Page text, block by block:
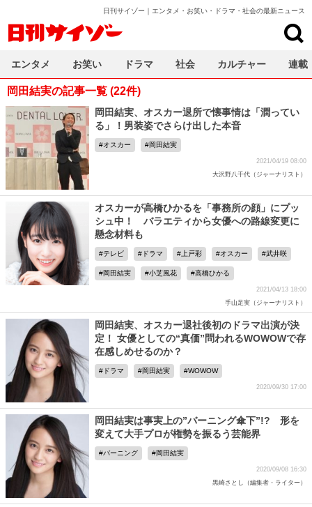
日刊サイゾー｜エンタメ・お笑い・ドラマ・社会の最新ニュース
岡田結実の記事一覧 (22件)
岡田結実、オスカー退所で懐事情は「潤ってい
る」！男装姿でさらけ出した本音
オスカー 岡田結実
2021/04/19 08:00
大沢野八千代（ジャーナリスト）
オスカーが高橋ひかるを「事務所の顔」にプッ
シュ中！ バラエティから女優への路線変更に
懸念材料も
テレビ ドラマ 上戸彩 オスカー 武井咲
岡田結実 小芝風花 高橋ひかる
2021/04/13 18:00
手山足実（ジャーナリスト）
岡田結実、オスカー退社後初のドラマ出演が決
定！ 女優としての“真価”問われるWOWOWで存
在感しめせるのか？
ドラマ 岡田結実 WOWOW
2020/09/30 17:00
岡田結実は事実上の”バーニング傘下”!? 形を
変えて大手プロが権勢を振るう芸能界
バーニング 岡田結実
2020/09/08 16:30
黒崎さとし（編集者・ライター）
エンタメ お笑い ドラマ 社会 カルチャー 連載